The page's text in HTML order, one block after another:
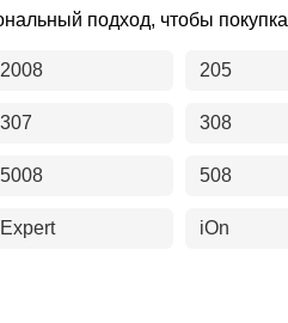
подход, чтобы покупка
2008 205
307 308
5008 508
Expert iOn